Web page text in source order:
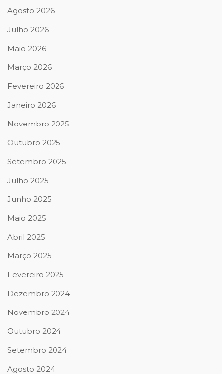
Agosto 2026
Julho 2026
Maio 2026
Março 2026
Fevereiro 2026
Janeiro 2026
Novembro 2025
Outubro 2025
Setembro 2025
Julho 2025
Junho 2025
Maio 2025
Abril 2025
Março 2025
Fevereiro 2025
Dezembro 2024
Novembro 2024
Outubro 2024
Setembro 2024
Agosto 2024